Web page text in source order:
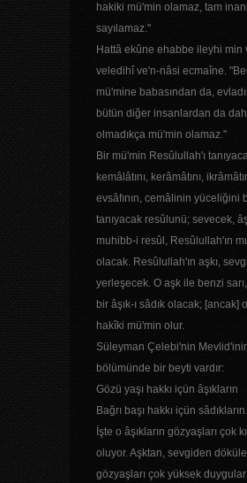
hakiki mü'min olamaz, tam
sayılamaz."
Hattâ ekûne ehabbe ileyhi min
veledihî ve'n-nâsi ecmaîne.
mü'mine babasından da,
bütün diğer insanlardan da
olmadıkça mü'min olamaz."
Bir mü'min Resûlullah'ı
kemâlâtını, kerâmâtını,
evsâfının, cemâlinin yüceliğini
tanıyacak resûlunü; sevecek,
muhibb-i resûl, Resûlullah'ın
olacak. Resûlullah'ın aşkı,
yerleşecek. O aşk ile benzi
bir âşık-ı sâdık olacak; [ancak]
hakîki mü'min olur.
Süleyman Çelebi'nin
bölümünde bir beyti vardır:
Gözü yaşı hakkı içün âşıkların
Bağrı başı hakkı içün sâdıkların.
İşte o âşıkların gözyaşları çok
oluyor. Aşktan, sevgiden
gözyaşları çok yüksek